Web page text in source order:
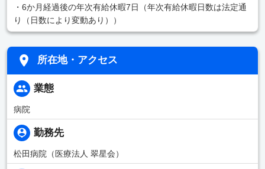
・6か月経過後の年次有給休暇7日（年次有給休暇日数は法定通
り（日数により変動あり））
所在地・アクセス
業態
病院
勤務先
松田病院（医療法人 翠星会）